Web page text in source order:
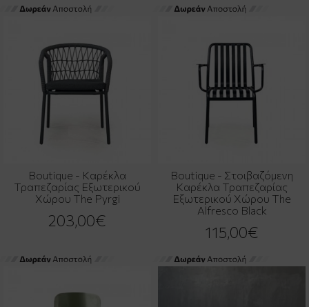
Boutique - Καρέκλα
Τραπεζαρίας Εξωτερικού
Χώρου The Pyrgi
203,00€
Boutique - Στοιβαζόμενη
Καρέκλα Τραπεζαρίας
Εξωτερικού Χώρου The
Alfresco Black
115,00€